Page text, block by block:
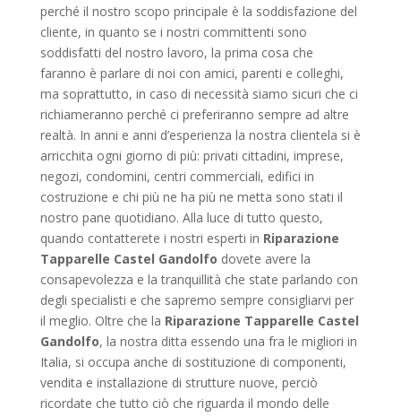
perché il nostro scopo principale è la soddisfazione del
cliente, in quanto se i nostri committenti sono
soddisfatti del nostro lavoro, la prima cosa che
faranno è parlare di noi con amici, parenti e colleghi,
ma soprattutto, in caso di necessità siamo sicuri che ci
richiameranno perché ci preferiranno sempre ad altre
realtà. In anni e anni d’esperienza la nostra clientela si è
arricchita ogni giorno di più: privati cittadini, imprese,
negozi, condomini, centri commerciali, edifici in
costruzione e chi più ne ha più ne metta sono stati il
nostro pane quotidiano. Alla luce di tutto questo,
quando contatterete i nostri esperti in Riparazione
Tapparelle Castel Gandolfo dovete avere la
consapevolezza e la tranquillità che state parlando con
degli specialisti e che sapremo sempre consigliarvi per
il meglio. Oltre che la Riparazione Tapparelle Castel
Gandolfo, la nostra ditta essendo una fra le migliori in
Italia, si occupa anche di sostituzione di componenti,
vendita e installazione di strutture nuove, perciò
ricordate che tutto ciò che riguarda il mondo delle